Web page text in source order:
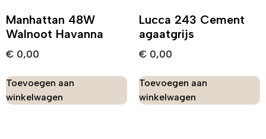
Manhattan 48W
Walnoot Havanna
€ 0,00
Toevoegen aan
winkelwagen
Lucca 243 Cement
agaatgrijs
€ 0,00
Toevoegen aan
winkelwagen